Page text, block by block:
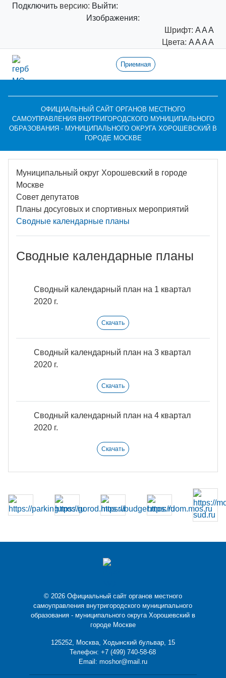
Подключить версию: Выйти:
Изображения:
Шрифт: AAA
Цвета: AAAA
Приемная
ОФИЦИАЛЬНЫЙ САЙТ ОРГАНОВ МЕСТНОГО
САМОУПРАВЛЕНИЯ ВНУТРИГОРОДСКОГО МУНИЦИПАЛЬНОГО
ОБРАЗОВАНИЯ - МУНИЦИПАЛЬНОГО ОКРУГА ХОРОШЕВСКИЙ В
ГОРОДЕ МОСКВЕ
Муниципальный округ Хорошевский в городе
Москве
Совет депутатов
Планы досуговых и спортивных мероприятий
Сводные календарные планы
Сводные календарные планы
Сводный календарный план на 1 квартал
2020 г.
Скачать
Сводный календарный план на 3 квартал
2020 г.
Скачать
Сводный календарный план на 4 квартал
2020 г.
Скачать
© 2026 Официальный сайт органов местного
самоуправления внутригородского муниципального
образования - муниципального округа Хорошевский в
городе Москве
125252, Москва, Ходынский бульвар, 15
Телефон:+7 (499) 740-58-68
Email: moshor@mail.ru